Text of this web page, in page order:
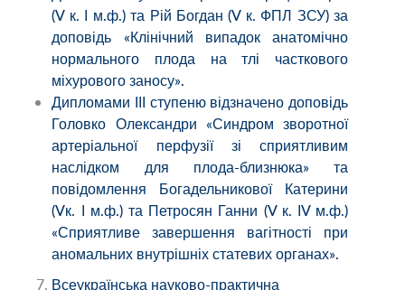
(V к. І м.ф.) та Рій Богдан (V к. ФПЛ ЗСУ) за
доповідь «Клінічний випадок анатомічно
нормального плода на тлі часткового
міхурового заносу».
Дипломами ІІІ ступеню відзначено доповідь
Головко Олександри «Синдром зворотної
артеріальної перфузії зі сприятливим
наслідком для плода-близнюка» та
повідомлення Богадельникової Катерини
(Vк. І м.ф.) та Петросян Ганни (V к. ІV м.ф.)
«Сприятливе завершення вагітності при
аномальних внутрішніх статевих органах».
Всеукраїнська науково-практична